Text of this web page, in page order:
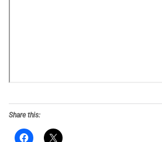
Share this: